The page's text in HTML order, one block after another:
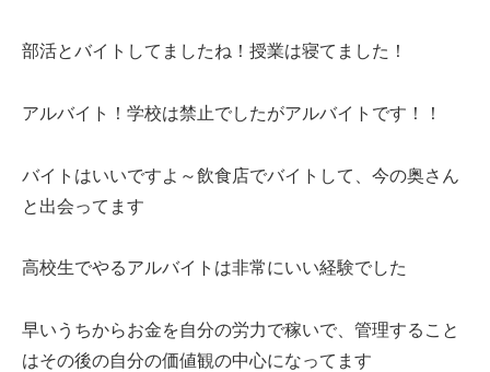
部活とバイトしてましたね！授業は寝てました！
アルバイト！学校は禁止でしたがアルバイトです！！
バイトはいいですよ～飲食店でバイトして、今の奥さん
と出会ってます
高校生でやるアルバイトは非常にいい経験でした
早いうちからお金を自分の労力で稼いで、管理すること
はその後の自分の価値観の中心になってます